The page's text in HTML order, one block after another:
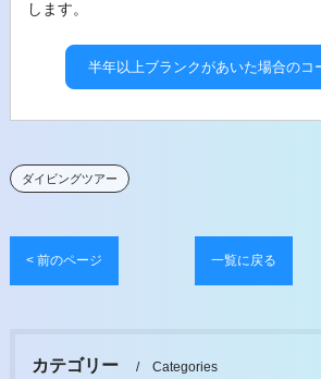
します。
半年以上ブランクがあいた場合のコ
ダイビングツアー
< 前のページ 一覧に戻る
カテゴリー Categories